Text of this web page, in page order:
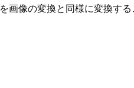
像の変換と同様に変換する